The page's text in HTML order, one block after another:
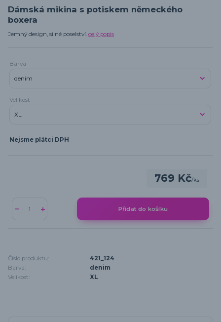
Dámská mikina s potiskem německého
boxera
Jemný design, silné poselství. celý popis
Barva
Velikost
Nejsme plátci DPH
769 Kč/ks
Přidat do košíku
Číslo produktu:
421_124
Barva:
denim
Velikost:
XL